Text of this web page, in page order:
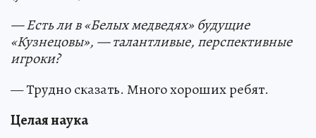
— Есть ли в «Белых медведях» будущие
«Кузнецовы», — талантливые, перспективные
игроки?
— Трудно сказать. Много хороших ребят.
Целая наука